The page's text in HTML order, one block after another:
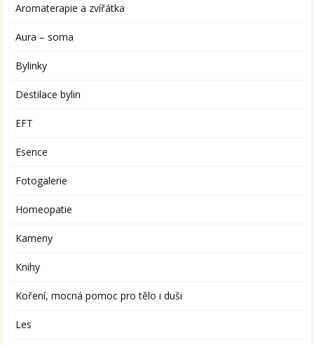
Aromaterapie a zvířátka
Aura – soma
Bylinky
Destilace bylin
EFT
Esence
Fotogalerie
Homeopatie
Kameny
Knihy
Koření, mocná pomoc pro tělo i duši
Les